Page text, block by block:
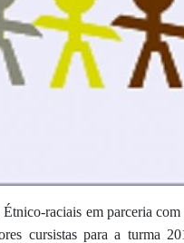
raciais em parceria
cursistas para a turma